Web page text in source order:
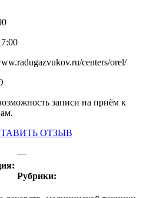
centers/orel/
записи на приём к
ОТЗЫВ
—
Рубрики: